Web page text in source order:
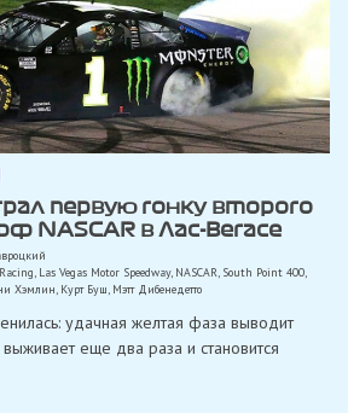
первую гонку второго
NASCAR в Лас-Вегасе
, Las Vegas Motor Speedway, NASCAR, South Point 400
Хэмлин, Курт Буш, Мэтт Дибенедетто
удачная желтая фаза выводит
еще два раза и становится